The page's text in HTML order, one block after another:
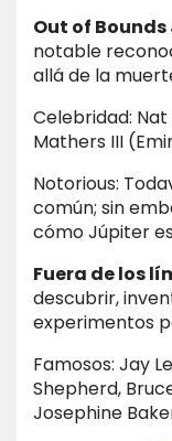
Out of
notable
allá de la
Celebridad:
Mathers III
Notorious:
común; sin
cómo Júpiter
Fuera de los
descubrir,
experimentos
Famosos: Jay
Shepherd,
Josephine